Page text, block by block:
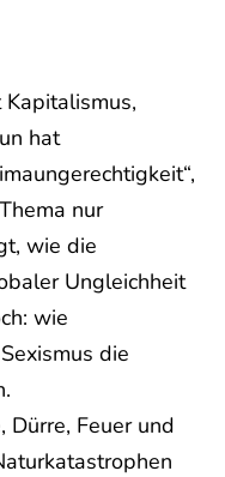
hat
nur
wie die
Ungleichheit
wie
die
Dürre, Feuer und